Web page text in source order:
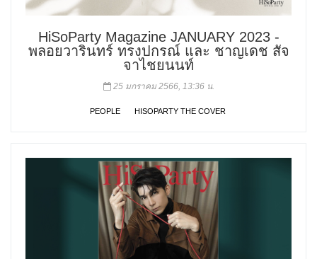
HiSoParty Magazine JANUARY 2023 -
พลอยวารินทร์ ทรงปกรณ์ และ ชาญเดช สัจ
จาไชยนนท์
25 มกราคม 2566, 13:36 น.
PEOPLE HISOPARTY THE COVER